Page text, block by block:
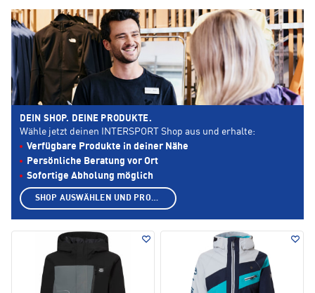
DEIN SHOP. DEINE PRODUKTE.
Wähle jetzt deinen INTERSPORT Shop aus und erhalte:
Verfügbare Produkte in deiner Nähe
Persönliche Beratung vor Ort
Sofortige Abholung möglich
SHOP AUSWÄHLEN UND PRODUKTE ANZEIGEN